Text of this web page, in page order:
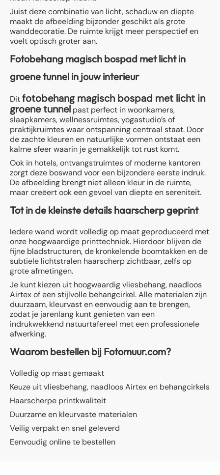
Juist deze combinatie van licht, schaduw en diepte
maakt de afbeelding bijzonder geschikt als grote
wanddecoratie. De ruimte krijgt meer perspectief en
voelt optisch groter aan.
Fotobehang magisch bospad met licht in
groene tunnel in jouw interieur
Ditfotobehang magisch bospad met licht in
groene tunnel past perfect in woonkamers,
slaapkamers, wellnessruimtes, yogastudio’s of
praktijkruimtes waar ontspanning centraal staat. Door
de zachte kleuren en natuurlijke vormen ontstaat een
kalme sfeer waarin je gemakkelijk tot rust komt.
Ook in hotels, ontvangstruimtes of moderne kantoren
zorgt deze boswand voor een bijzondere eerste indruk.
De afbeelding brengt niet alleen kleur in de ruimte,
maar creëert ook een gevoel van diepte en sereniteit.
Tot in de kleinste details haarscherp geprint
Iedere wand wordt volledig op maat geproduceerd met
onze hoogwaardige printtechniek. Hierdoor blijven de
fijne bladstructuren, de kronkelende boomtakken en de
subtiele lichtstralen haarscherp zichtbaar, zelfs op
grote afmetingen.
Je kunt kiezen uit hoogwaardig vliesbehang, naadloos
Airtex of een stijlvolle behangcirkel. Alle materialen zijn
duurzaam, kleurvast en eenvoudig aan te brengen,
zodat je jarenlang kunt genieten van een
indrukwekkend natuurtafereel met een professionele
afwerking.
Waarom bestellen bij Fotomuur.com?
Volledig op maat gemaakt
Keuze uit vliesbehang, naadloos Airtex en behangcirkels
Haarscherpe printkwaliteit
Duurzame en kleurvaste materialen
Veilig verpakt en snel geleverd
Eenvoudig online te bestellen